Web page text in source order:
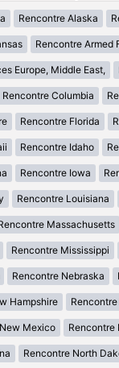
Rencontre Alaska
Rencontre Armed
Europe, Middle East,
Rencontre Columbia
Rencontre Florida
Rencontre Idaho
Rencontre Iowa
Rencontre Louisiana
Massachusetts
Rencontre Mississippi
Rencontre Nebraska
Hampshire
Mexico Rencontre
Rencontre North